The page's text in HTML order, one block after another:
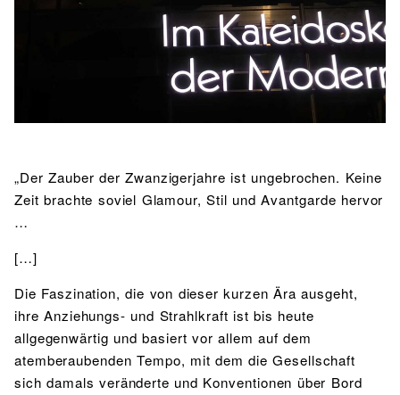
Bibliothekskatalog
Schulbuchausleihe
Buchempfehlungen
Mensa & Bistro Speiseplan
Ernährungskonzept
Food Scouts
FAQs
Exkursionen
Wettkämpfe
„Der Zauber der Zwanzigerjahre ist ungebrochen. Keine
Zeit brachte soviel Glamour, Stil und Avantgarde hervor
…
[…]
Die Faszination, die von dieser kurzen Ära ausgeht,
ihre Anziehungs- und Strahlkraft ist bis heute
allgegenwärtig und basiert vor allem auf dem
atemberaubenden Tempo, mit dem die Gesellschaft
sich damals veränderte und Konventionen über Bord